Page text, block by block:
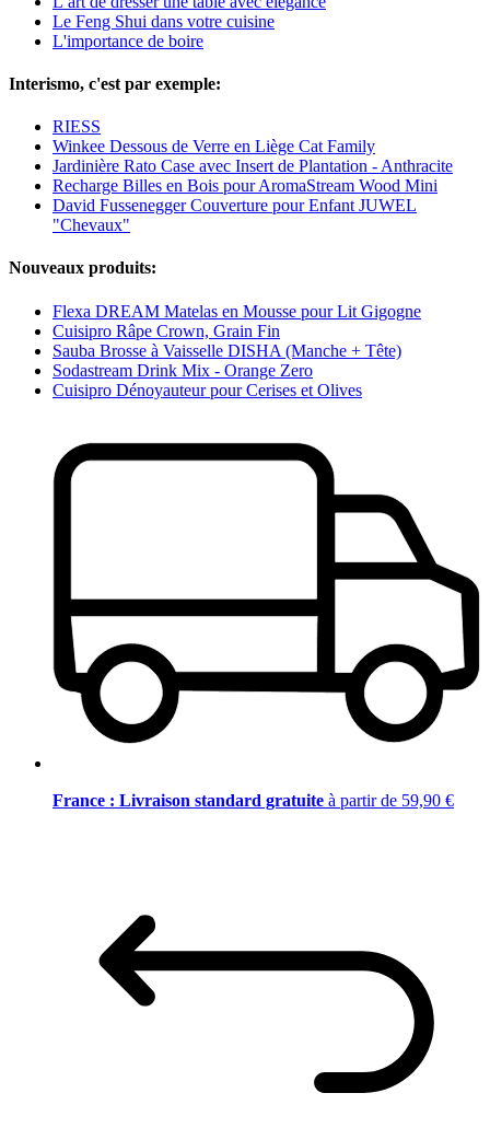
Le Feng Shui dans votre cuisine
L'importance de boire
Interismo, c'est par exemple:
RIESS
Winkee Dessous de Verre en Liège Cat Family
Jardinière Rato Case avec Insert de Plantation - Anthracite
Recharge Billes en Bois pour AromaStream Wood Mini
David Fussenegger Couverture pour Enfant JUWEL
"Chevaux"
Nouveaux produits:
Flexa DREAM Matelas en Mousse pour Lit Gigogne
Cuisipro Râpe Crown, Grain Fin
Sauba Brosse à Vaisselle DISHA (Manche + Tête)
Sodastream Drink Mix - Orange Zero
Cuisipro Dénoyauteur pour Cerises et Olives
France : Livraison standard gratuite à partir de 59,90 €